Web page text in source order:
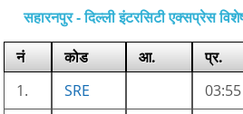
सहारनपुर - दिल्ली इंटरसिटी एक्सप्रेस
नं कोड आ. प्र.
1.
SRE 03:55